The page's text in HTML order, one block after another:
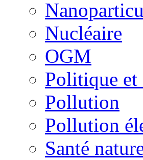
Nucléaire
OGM
Politique et
Pollution
Pollution
Santé